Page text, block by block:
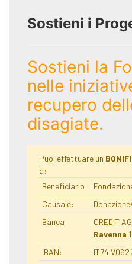
Sostieni i
Sostieni la
nelle
recupero
disagiate.
Puoi effettuare un
a:
Beneficiario:
Causale:
Banca:
CREDIT
Ravenna
IBAN:
IT74 V062